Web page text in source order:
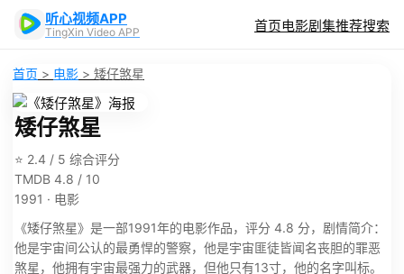
听心视频APP
TingXin Video APP 首页电影剧集推荐搜索
首页 > 电影 > 矮仔煞星
矮仔煞星
⭐ 2.4 / 5 综合评分
TMDB 4.8 / 10
1991 · 电影
《矮仔煞星》是一部1991年的电影作品，评分 4.8 分，剧情简介：
他是宇宙间公认的最勇悍的警察，他是宇宙匪徒皆闻名丧胆的罪恶
煞星，他拥有宇宙最强力的武器，但他只有13寸，他的名字叫标。